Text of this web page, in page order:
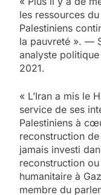
les ressources
Palestiniens
la pauvreté ». —
analyste
2021.
« L’Iran a mis le
service de ses
Palestiniens à
reconstruction
jamais investi
reconstruction
humanitaire à
membre du